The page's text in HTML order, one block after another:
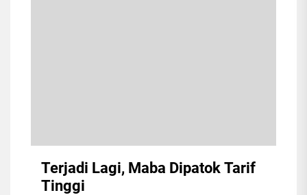
Terjadi Lagi, Maba Dipatok Tarif
Tinggi